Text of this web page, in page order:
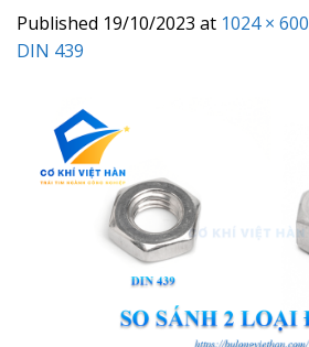
Published 19/10/2023 at 1024 × 600
DIN 439